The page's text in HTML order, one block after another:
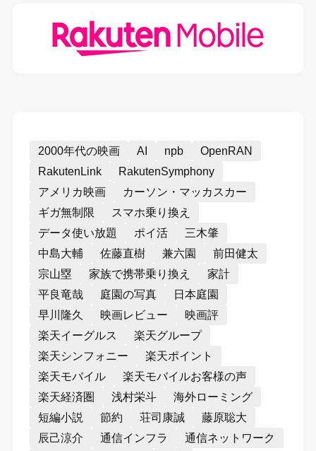
2000年代の映画 AI npb
OpenRAN
RakutenLink
RakutenSymphony
アメリカ映画
カーソン・マッカスカー
ギガ無制限
スマホ乗り換え
データ使い放題
ポイ活
三木肇
中島大輔
佐藤直樹 兼六園
前田健太
宗山塁
家族で携帯乗り換え
家計
平良竜哉
庭園の写真
日本庭園
早川隆久
映画レビュー
映画評
楽天イーグルス
楽天グループ
楽天シンフォニー
楽天ポイント
楽天モバイル
楽天モバイルお客様の声
楽天経済圏
浅村栄斗
海外ローミング
短編小説
節約 荘司康誠
藤原聡大
辰己涼介
通信インフラ
通信ネットワーク